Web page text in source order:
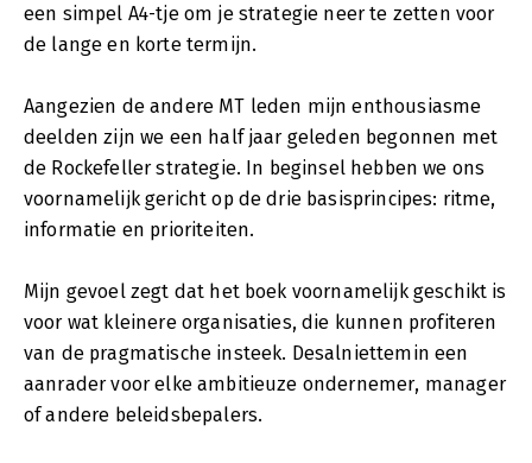
een simpel A4-tje om je strategie neer te zetten voor
de lange en korte termijn.
Aangezien de andere MT leden mijn enthousiasme
deelden zijn we een half jaar geleden begonnen met
de Rockefeller strategie. In beginsel hebben we ons
voornamelijk gericht op de drie basisprincipes: ritme,
informatie en prioriteiten.
Mijn gevoel zegt dat het boek voornamelijk geschikt is
voor wat kleinere organisaties, die kunnen profiteren
van de pragmatische insteek. Desalniettemin een
aanrader voor elke ambitieuze ondernemer, manager
of andere beleidsbepalers.